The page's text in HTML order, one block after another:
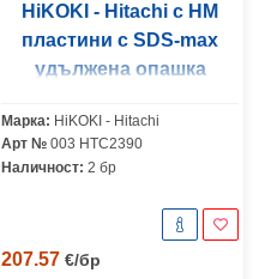
HiKOKI - Hitachi с HM
пластини с SDS-max
удължена опашка
Марка: HiKOKI - Hitachi
Арт № 003 HTC2390
Наличност: 2 бр
207.57 €/бр